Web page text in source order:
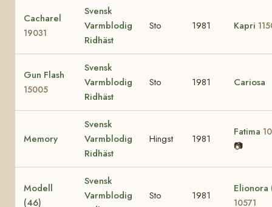
Cacharel
19031
Svensk
Varmblodig
Ridhäst
Sto 1981 Kapri
Gun Flash
15005
Svensk
Varmblodig
Ridhäst
Sto 1981 Cariosa
Memory
Svensk
Varmblodig
Ridhäst
Hingst 1981
Fatima
📷
Modell
(46)
Svensk
Varmblodig
Sto 1981
Elionora
10571